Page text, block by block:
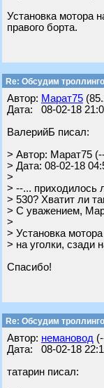
Установка мотора
правого борта.
Re: Обсудим
Автор: Марат75
Дата: 08-02-18
ВалерийБ писал:
> Автор: Марат75
> Дата: 08-02-18
>
> --... приходилось
> 530? Хватит ли
> С уважением,
>
> Установка
> на уголки, сзади
Спасибо!
Re: Обсудим
Автор: немановод
Дата: 08-02-18
татарин писал: